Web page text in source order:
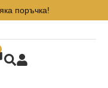
поръчка!